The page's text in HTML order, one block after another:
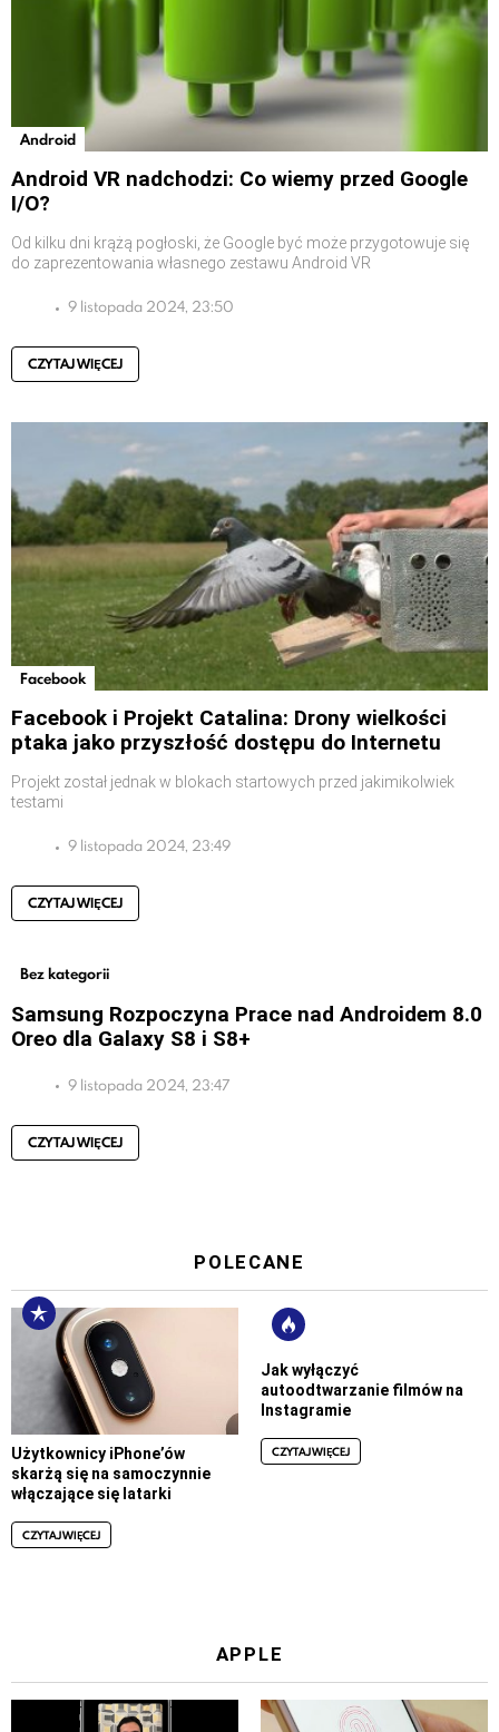
Android
Android VR nadchodzi: Co wiemy przed Google
I/O?
Od kilku dni krążą pogłoski, że Google być może przygotowuje się
do zaprezentowania własnego zestawu Android VR
9 listopada 2024, 23:50
CZYTAJ WIĘCEJ
Facebook
Facebook i Projekt Catalina: Drony wielkości
ptaka jako przyszłość dostępu do Internetu
Projekt został jednak w blokach startowych przed jakimikolwiek
testami
9 listopada 2024, 23:49
CZYTAJ WIĘCEJ
Bez kategorii
Samsung Rozpoczyna Prace nad Androidem 8.0
Oreo dla Galaxy S8 i S8+
9 listopada 2024, 23:47
CZYTAJ WIĘCEJ
POLECANE
Użytkownicy iPhone’ów
skarżą się na samoczynnie
włączające się latarki
CZYTAJ WIĘCEJ
Jak wyłączyć
autoodtwarzanie filmów na
Instagramie
CZYTAJ WIĘCEJ
APPLE